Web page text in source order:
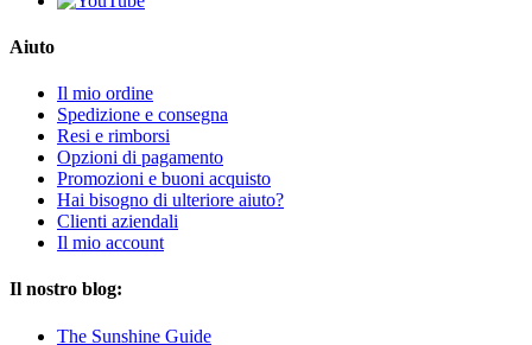
Aiuto
Il mio ordine
Spedizione e consegna
Resi e rimborsi
Opzioni di pagamento
Promozioni e buoni acquisto
Hai bisogno di ulteriore aiuto?
Clienti aziendali
Il mio account
Il nostro blog:
The Sunshine Guide